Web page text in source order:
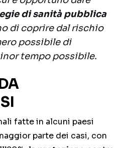
di sanità pubblica
di coprire dal rischio
possibile di
tempo possibile.
fatte in alcuni paesi
parte dei casi, con